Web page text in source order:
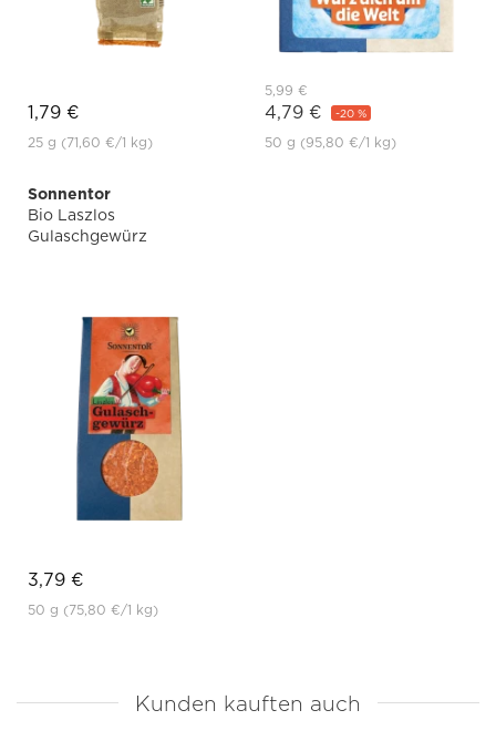
1,79 €
25 g (71,60 €/1 kg)
5,99 €
4,79 € -20 %
50 g (95,80 €/1 kg)
Sonnentor
Bio Laszlos
Gulaschgewürz
3,79 €
50 g (75,80 €/1 kg)
Kunden kauften auch